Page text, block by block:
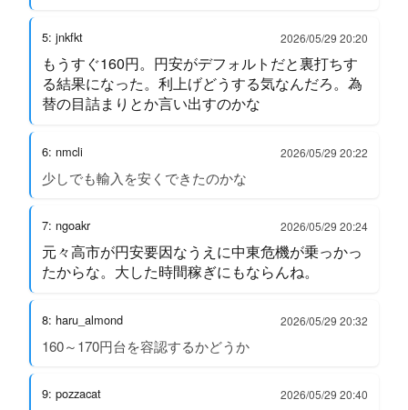
5: jnkfkt 2026/05/29 20:20
もうすぐ160円。円安がデフォルトだと裏打ちす
る結果になった。利上げどうする気なんだろ。為
替の目詰まりとか言い出すのかな
6: nmcli 2026/05/29 20:22
少しでも輸入を安くできたのかな
7: ngoakr 2026/05/29 20:24
元々高市が円安要因なうえに中東危機が乗っかっ
たからな。大した時間稼ぎにもならんね。
8: haru_almond 2026/05/29 20:32
160～170円台を容認するかどうか
9: pozzacat 2026/05/29 20:40